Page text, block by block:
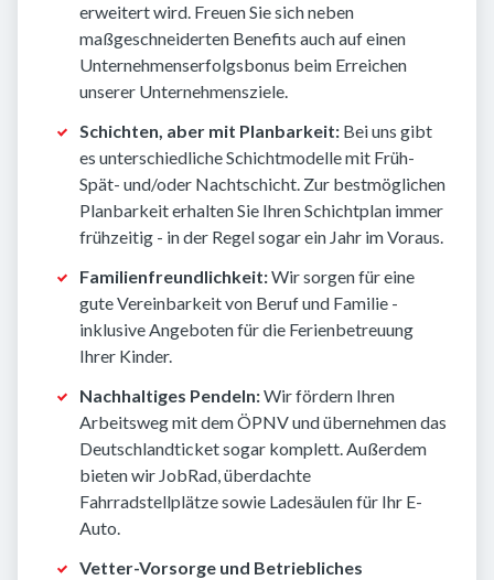
erweitert wird. Freuen Sie sich neben
maßgeschneiderten Benefits auch auf einen
Unternehmenserfolgsbonus beim Erreichen
unserer Unternehmensziele.
Schichten, aber mit Planbarkeit: Bei uns gibt
es unterschiedliche Schichtmodelle mit Früh-
Spät- und/oder Nachtschicht. Zur bestmöglichen
Planbarkeit erhalten Sie Ihren Schichtplan immer
frühzeitig - in der Regel sogar ein Jahr im Voraus.
Familienfreundlichkeit:Wir sorgen für eine
gute Vereinbarkeit von Beruf und Familie -
inklusive Angeboten für die Ferienbetreuung
Ihrer Kinder.
Nachhaltiges Pendeln:Wir fördern Ihren
Arbeitsweg mit dem ÖPNV und übernehmen das
Deutschlandticket sogar komplett. Außerdem
bieten wir JobRad, überdachte
Fahrradstellplätze sowie Ladesäulen für Ihr E-
Auto.
Vetter-Vorsorge und Betriebliches